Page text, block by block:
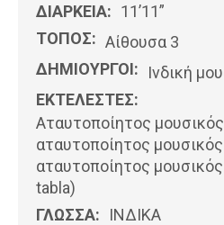
ΔΙΑΡΚΕΙΑ: 11’11”
ΤΟΠΟΣ: Αίθουσα 3
ΔΗΜΙΟΥΡΓΟΙ:
Ινδική
ΕΚΤΕΛΕΣΤΕΣ:
Αταυτοποίητος
αταυτοποίητος
αταυτοποίητος
tabla)
ΓΛΩΣΣΑ:
ΙΝΔΙΚΆ